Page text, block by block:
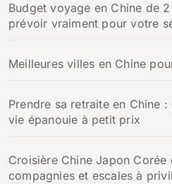
Budget voyage en Chine de
prévoir vraiment pour votre
Meilleures villes en Chine
Prendre sa retraite en Chine
vie épanouie à petit prix
Croisière Chine Japon Corée
compagnies et escales à